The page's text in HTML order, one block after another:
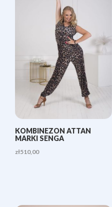
zł50,00
KOMBINEZON ATTAN
MARKI SENGA
zł510,00